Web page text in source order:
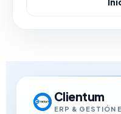
Clientum
ERP & GESTIÓN